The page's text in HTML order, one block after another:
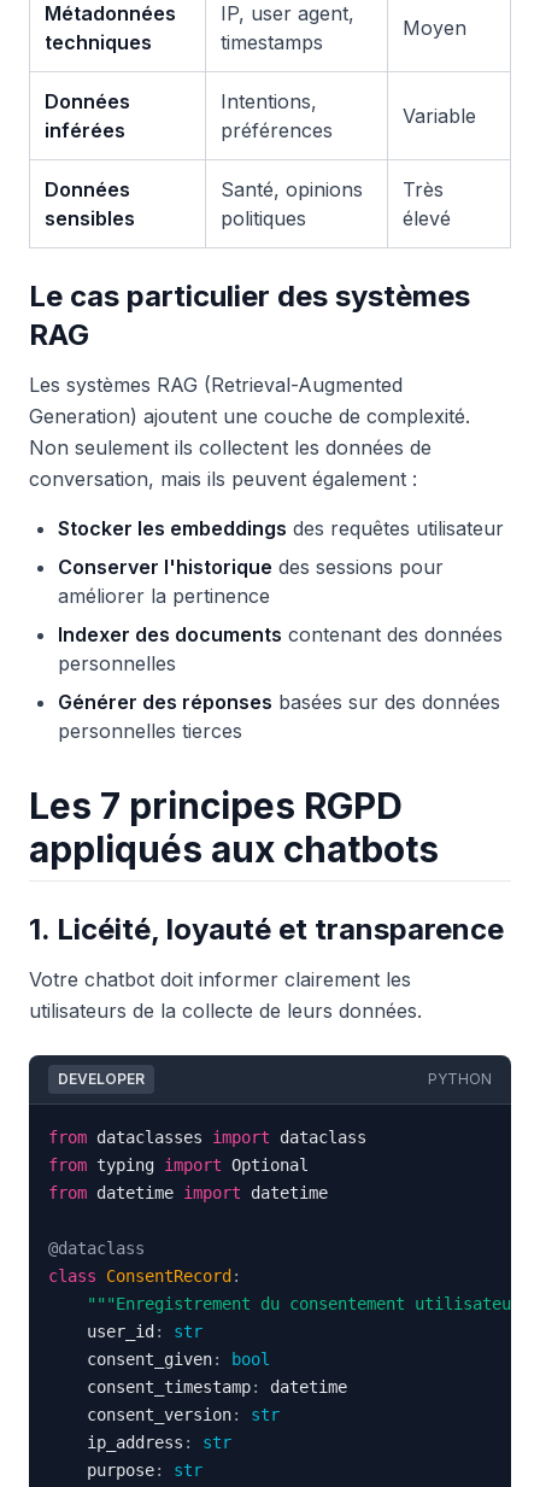
Métadonnées
techniques
IP, user agent,
timestamps
Moyen
Données
inférées
Intentions,
préférences
Variable
Données
sensibles
Santé, opinions
politiques
Très
élevé
Le cas particulier des systèmes
RAG
Les systèmes RAG (Retrieval-Augmented
Generation) ajoutent une couche de complexité.
Non seulement ils collectent les données de
conversation, mais ils peuvent également :
Stocker les embeddings des requêtes utilisateur
Conserver l'historique des sessions pour
améliorer la pertinence
Indexer des documents contenant des données
personnelles
Générer des réponses basées sur des données
personnelles tierces
Les 7 principes RGPD
appliqués aux chatbots
1. Licéité, loyauté et transparence
Votre chatbot doit informer clairement les
utilisateurs de la collecte de leurs données.
DEVELOPER PYTHON
from dataclasses import
from typing import
from datetime import
@dataclass
class
ConsentRecord :
"""Enregistrement du consentement
    user_id
:
str
    consent_given
:
bool
    consent_timestamp
:
    consent_version
:
str
    ip_address
:
str
    purpose
: str